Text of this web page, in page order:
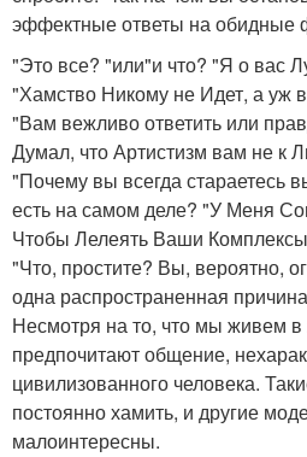
эффектные ответы на обидные
"Это все? "или"и что? "Я о вас
"Хамство Никому не Идет, а уж
"Вам вежливо ответить или
Думал, что Артистизм вам не к
"Почему вы всегда стараетесь
есть на самом деле? "У Меня
Чтобы Лелеять Ваши
"Что, простите? Вы, вероятно,
одна распространенная
Несмотря на то, что мы живем
предпочитают общение,
цивилизованного человека.
постоянно хамить, и другие
малоинтересны.